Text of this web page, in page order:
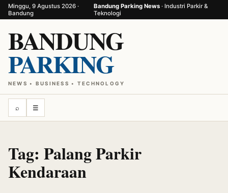
Minggu, 9 Agustus 2026 ·
Bandung
Bandung Parking News · Industri Parkir &
Teknologi
BANDUNG
PARKING
NEWS • BUSINESS • TECHNOLOGY
⌕ ☰
Tag: Palang Parkir
Kendaraan